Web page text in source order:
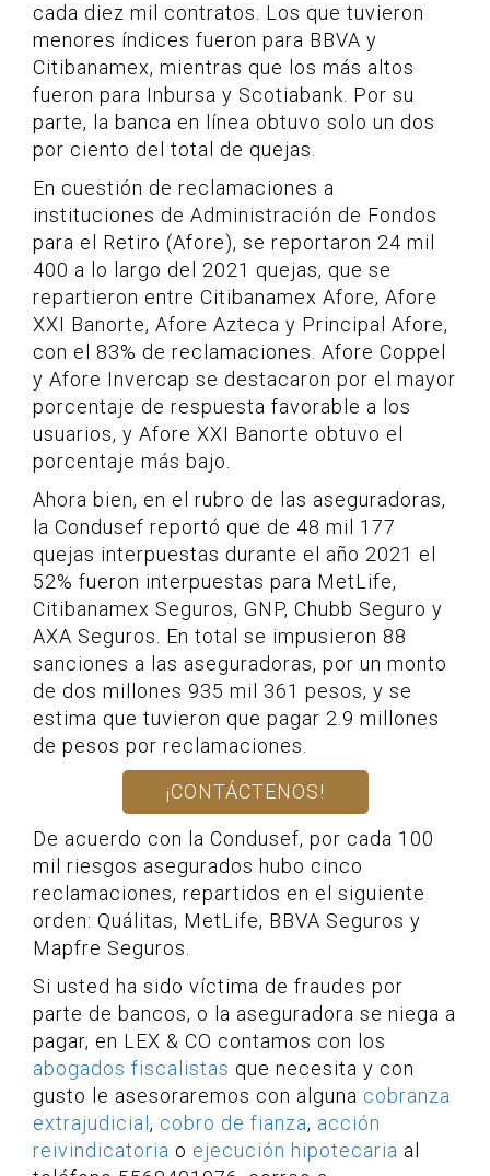
cada diez mil contratos. Los que tuvieron
menores índices fueron para BBVA y
Citibanamex, mientras que los más altos
fueron para Inbursa y Scotiabank. Por su
parte, la banca en línea obtuvo solo un dos
por ciento del total de quejas.
En cuestión de reclamaciones a
instituciones de Administración de Fondos
para el Retiro (Afore), se reportaron 24 mil
400 a lo largo del 2021 quejas, que se
repartieron entre Citibanamex Afore, Afore
XXI Banorte, Afore Azteca y Principal Afore,
con el 83% de reclamaciones. Afore Coppel
y Afore Invercap se destacaron por el mayor
porcentaje de respuesta favorable a los
usuarios, y Afore XXI Banorte obtuvo el
porcentaje más bajo.
Ahora bien, en el rubro de las aseguradoras,
la Condusef reportó que de 48 mil 177
quejas interpuestas durante el año 2021 el
52% fueron interpuestas para MetLife,
Citibanamex Seguros, GNP, Chubb Seguro y
AXA Seguros. En total se impusieron 88
sanciones a las aseguradoras, por un monto
de dos millones 935 mil 361 pesos, y se
estima que tuvieron que pagar 2.9 millones
de pesos por reclamaciones.
¡CONTÁCTENOS!
De acuerdo con la Condusef, por cada 100
mil riesgos asegurados hubo cinco
reclamaciones, repartidos en el siguiente
orden: Quálitas, MetLife, BBVA Seguros y
Mapfre Seguros.
Si usted ha sido víctima de fraudes por
parte de bancos, o la aseguradora se niega a
pagar, en LEX & CO contamos con los
abogados fiscalistas que necesita y con
gusto le asesoraremos con alguna cobranza
extrajudicial , cobro de fianza, acción
reivindicatoria o ejecución hipotecaria al